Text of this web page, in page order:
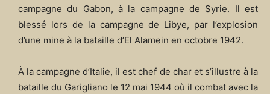
campagne du Gabon, à la campagne de Syrie. Il est
blessé lors de la campagne de Libye, par l’explosion
d’une mine à la bataille d’El Alamein en octobre 1942.
À la campagne d’Italie, il est chef de char et s’illustre à la
bataille du Garigliano le 12 mai 1944 où il combat avec la